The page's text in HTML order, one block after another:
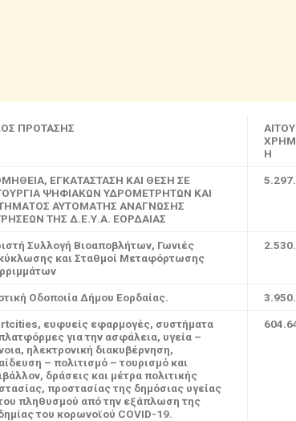
ΠΡΟΤΑΣΗΣ
Η
ΕΓΚΑΤΑΣΤΑΣΗ ΚΑΙ ΘΕΣΗ ΣΕ
ΨΗΦΙΑΚΩΝ ΥΔΡΟΜΕΤΡΗΤΩΝ ΚΑΙ
ΑΥΤΟΜΑΤΗΣ ΑΝΑΓΝΩΣΗΣ
ΤΗΣ Δ.Ε.Υ.Α. ΕΟΡΔΑΙΑΣ
Συλλογή Βιοαποβλήτων, Γωνιές
και Σταθμοί Μεταφόρτωσης
Οδοποιία Δήμου Εορδαίας.
ευφυείς εφαρμογές, συστήματα
για την ασφάλεια, υγεία –
ηλεκτρονική διακυβέρνηση,
– πολιτισμό – τουρισμό και
δράσεις και μέτρα πολιτικής
προστασίας της δημόσιας υγείας
πληθυσμού από την εξάπλωση της
του κορωνοϊού COVID-19.